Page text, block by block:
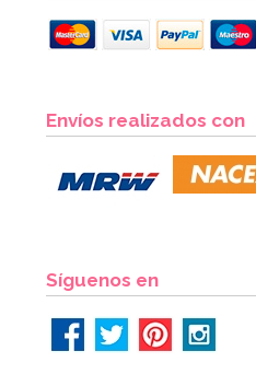
Envíos realizados con
Síguenos en